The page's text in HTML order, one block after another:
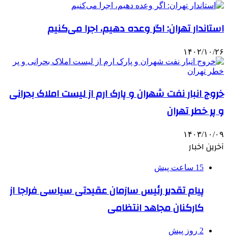
استاندار تهران: اگر وعده دهیم، اجرا می‌کنیم
۱۴۰۲/۱۰/۲۶
خروج انبار نفت شهران و پارک ارم از لیست املاک بحرانی
و پر خطر تهران
۱۴۰۳/۱۰/۰۹
آخرین اخبار
15 ساعت پیش
پیام تقدیر رئیس سازمان عقیدتی سیاسی فراجا از
کارکنان مجاهد انتظامی
2 روز پیش